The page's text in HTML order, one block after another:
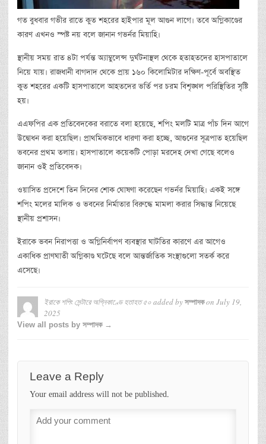
গত বুধবার গভীর রাতে কুত শহরের হাইপার মূল আগুন লাগে। তবে অগ্নিকাণ্ডের
কারণ এখনও স্পষ্ট নয় বলে জানান গভর্নর মিয়াহি।
স্থানীয় সময় রাত ৪টা পর্যন্ত অ্যাম্বুলেন্স দুর্ঘটনাস্থল থেকে হতাহতদের হাসপাতালে
নিয়ে যায়। রাজধানী বাগদাদ থেকে প্রায় ১৬০ কিলোমিটার দক্ষিণ-পূর্বে অবস্থিত
কুত শহরের একটি হাসপাতালে আহতদের ভর্তি পর চরম বিশৃঙ্খল পরিস্থিতির সৃষ্টি
হয়।
এএফপির এক প্রতিবেদকের বরাতে বলা হয়েছে, শপিং মলটি মাত্র পাঁচ দিন আগে
উদ্বোধন করা হয়েছিল। প্রাথমিকভাবে ধারণা করা হচ্ছে, আগুনের সূত্রপাত হয়েছিল
ভবনের প্রথম তলায়। হাসপাতালে কয়েকটি পোড়া মরদেহ দেখা গেছে বলেও
জানান ওই প্রতিবেদক।
ওয়াসিত প্রদেশে তিন দিনের শোক ঘোষণা করেছেন গভর্নর মিয়াহি। একই সঙ্গে
শপিং মলের মালিক ও ভবনের নির্মাতার বিরুদ্ধে মামলা করার সিদ্ধান্ত নিয়েছে
স্থানীয় প্রশাসন।
ইরাকে ভবন নিরাপত্তা ও অগ্নিনির্বাপণ ব্যবস্থার ঘাটতির কারণে এর আগেও
একাধিক প্রাণঘাতী অগ্নিকাণ্ড ঘটেছে বলে আন্তর্জাতিক সংস্থাগুলো সতর্ক করে
এসেছে।
ইরাকে শপিং সেন্টারে অগ্নিকাণ্ডে হতাহত ৫০added by সম্পাদকon July 19,
2025
View all posts by সম্পাদক →
Leave a Reply
Your email address will not be published.